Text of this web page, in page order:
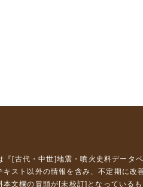
『 [古代・中世]地震・噴火史料データ
スト以外の情報を含み、不定期に改
本文欄の冒頭が[未校訂]となっている